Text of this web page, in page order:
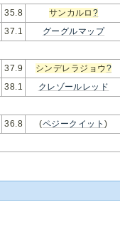
35.8 サンカルロ ?
37.1
グーグルマップ
37.9 シンデレラジョウ?
38.1
クレゾールレッド
36.8 (ペジークイット)